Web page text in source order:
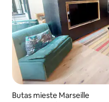
Butas mieste Marseille